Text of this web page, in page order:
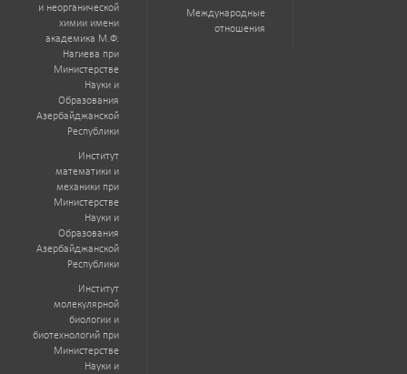
и неорганической
химии имени
академика М.Ф.
Нагиева при
Министерстве
Науки и
Образования
Азербайджанской
Республики
Институт
математики и
механики при
Министерстве
Науки и
Образования
Азербайджанской
Республики
Институт
молекулярной
биологии и
биотехнологий при
Министерстве
Науки и
Международные
отношения